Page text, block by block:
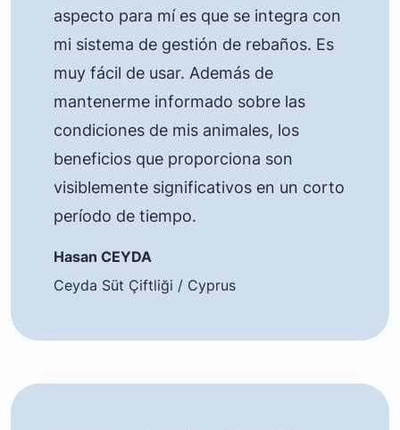
aspecto para mí es que se integra con
mi sistema de gestión de rebaños. Es
muy fácil de usar. Además de
mantenerme informado sobre las
condiciones de mis animales, los
beneficios que proporciona son
visiblemente significativos en un corto
período de tiempo.
Hasan CEYDA
Ceyda Süt Çiftliği / Cyprus